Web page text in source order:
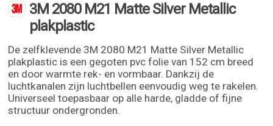
3M 2080 M21 Matte Silver Metallic
plakplastic
De zelfklevende 3M 2080 M21 Matte Silver Metallic
plakplastic is een gegoten pvc folie van 152 cm breed
en door warmte rek- en vormbaar. Dankzij de
luchtkanalen zijn luchtbellen eenvoudig weg te rakelen.
Universeel toepasbaar op alle harde, gladde of fijne
structuur ondergronden.